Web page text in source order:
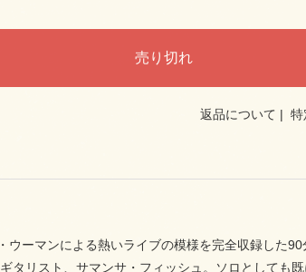
返品について | 特
ーマンによる熱いライブの模様を完全収録した90
リスト、サマンサ・フィッシュ。ソロとしても